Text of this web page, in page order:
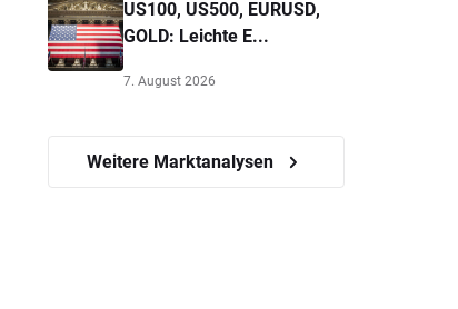
US100, US500, EURUSD,
GOLD: Leichte E...
7. August 2026
Weitere Marktanalysen